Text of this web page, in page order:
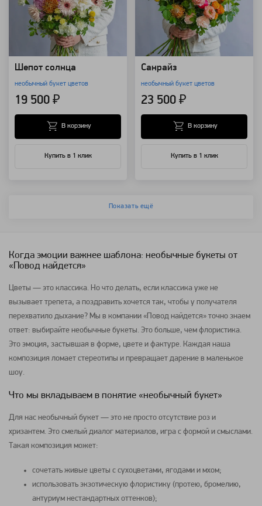
Шепот солнца
необычный букет цветов
19 500 ₽
Купить в 1 клик
В корзину
Санрайз
необычный букет цветов
23 500 ₽
Купить в 1 клик
В корзину
Показать ещё
Когда эмоции важнее шаблона: необычные букеты от
«Повод найдется»
Цветы — это классика. Но что делать, если классика уже не
вызывает трепета, а поздравить хочется так, чтобы у получателя
перехватило дыхание? Мы в компании «Повод найдется» точно знаем
ответ: выбирайте необычные букеты. Это больше, чем флористика.
Это эмоция, застывшая в форме, цвете и фактуре. Каждая наша
композиция ломает стереотипы и превращает дарение в маленькое
шоу.
Что мы вкладываем в понятие «необычный букет»
Для нас необычный букет — это не просто отсутствие роз и
хризантем. Это смелый диалог материалов, игра с формой и смыслами.
Такая композиция может:
сочетать живые цветы с сухоцветами, ягодами и мхом;
использовать экзотическую флористику (протею, бромелию,
антуриум нестандартных оттенков);